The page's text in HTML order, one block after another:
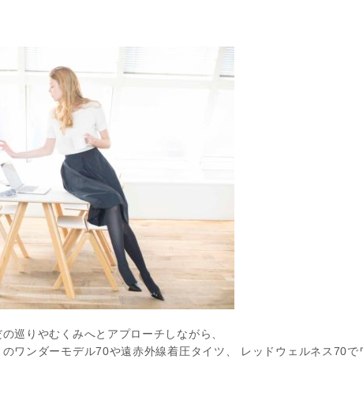
巡りやむくみへとアプローチしながら、
ワンダーモデル70や遠赤外線着圧タイツ、 レッドウェルネス70で